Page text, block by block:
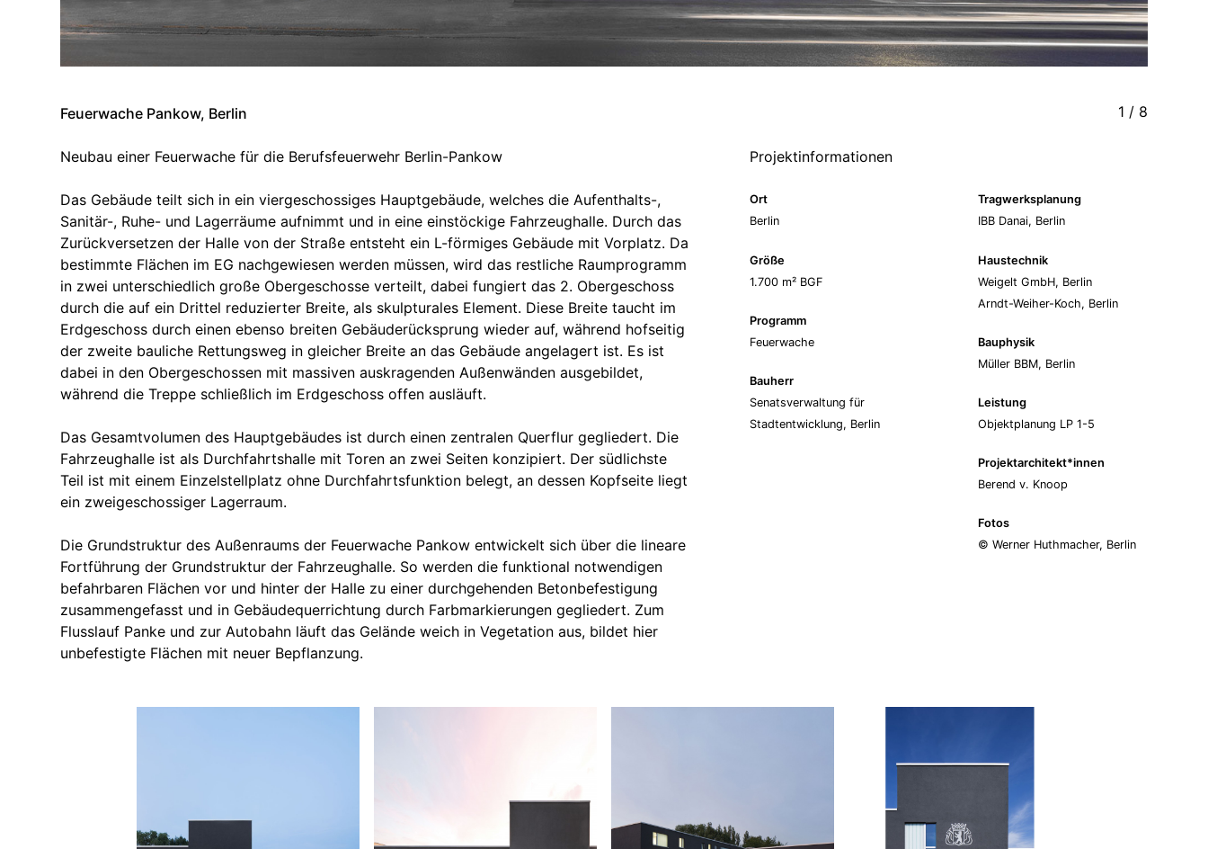
1 / 8
Feuerwache Pankow, Berlin
Neubau einer Feuerwache für die Berufsfeuerwehr Berlin-Pankow
Das Gebäude teilt sich in ein viergeschossiges Hauptgebäude, welches die Aufenthalts-,
Sanitär-, Ruhe- und Lagerräume aufnimmt und in eine einstöckige Fahrzeughalle. Durch das
Zurückversetzen der Halle von der Straße entsteht ein L-förmiges Gebäude mit Vorplatz. Da
bestimmte Flächen im EG nachgewiesen werden müssen, wird das restliche Raumprogramm
in zwei unterschiedlich große Obergeschosse verteilt, dabei fungiert das 2. Obergeschoss
durch die auf ein Drittel reduzierter Breite, als skulpturales Element. Diese Breite taucht im
Erdgeschoss durch einen ebenso breiten Gebäuderücksprung wieder auf, während hofseitig
der zweite bauliche Rettungsweg in gleicher Breite an das Gebäude angelagert ist. Es ist
dabei in den Obergeschossen mit massiven auskragenden Außenwänden ausgebildet,
während die Treppe schließlich im Erdgeschoss offen ausläuft.
Das Gesamtvolumen des Hauptgebäudes ist durch einen zentralen Querflur gegliedert. Die
Fahrzeughalle ist als Durchfahrtshalle mit Toren an zwei Seiten konzipiert. Der südlichste
Teil ist mit einem Einzelstellplatz ohne Durchfahrtsfunktion belegt, an dessen Kopfseite liegt
ein zweigeschossiger Lagerraum.
Die Grundstruktur des Außenraums der Feuerwache Pankow entwickelt sich über die lineare
Fortführung der Grundstruktur der Fahrzeughalle. So werden die funktional notwendigen
befahrbaren Flächen vor und hinter der Halle zu einer durchgehenden Betonbefestigung
zusammengefasst und in Gebäudequerrichtung durch Farbmarkierungen gegliedert. Zum
Flusslauf Panke und zur Autobahn läuft das Gelände weich in Vegetation aus, bildet hier
unbefestigte Flächen mit neuer Bepflanzung.
Projektinformationen
Ort
Berlin
Größe
1.700 m² BGF
Programm
Feuerwache
Bauherr
Senatsverwaltung für
Stadtentwicklung, Berlin
Tragwerksplanung
IBB Danai, Berlin
Haustechnik
Weigelt GmbH, Berlin
Arndt-Weiher-Koch, Berlin
Bauphysik
Müller BBM, Berlin
Leistung
Objektplanung LP 1-5
Projektarchitekt*innen
Berend v. Knoop
Fotos
© Werner Huthmacher, Berlin